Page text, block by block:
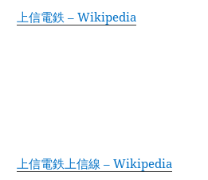
上信電鉄 – Wikipedia
上信電鉄上信線 – Wikipedia